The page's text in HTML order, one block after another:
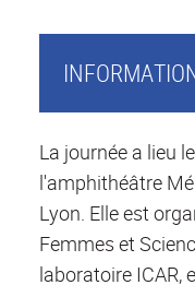
La journée a lieu
l'amphithéâtre
Lyon. Elle est
Femmes et
laboratoire ICAR,